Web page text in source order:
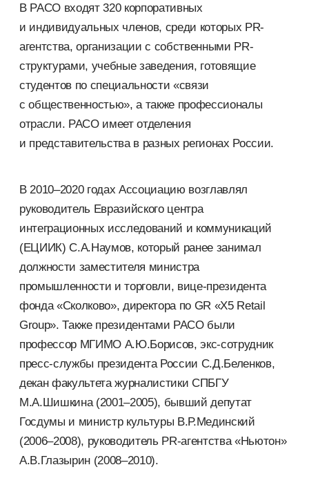
В РАСО входят 320 корпоративных
и индивидуальных членов, среди которых PR-
агентства, организации с собственными PR-
структурами, учебные заведения, готовящие
студентов по специальности «связи
с общественностью», а также профессионалы
отрасли. РАСО имеет отделения
и представительства в разных регионах России.
В 2010–2020 годах Ассоциацию возглавлял
руководитель Евразийского центра
интеграционных исследований и коммуникаций
(ЕЦИИК) С.А.Наумов, который ранее занимал
должности заместителя министра
промышленности и торговли, вице-президента
фонда «Сколково», директора по GR «X5 Retail
Group». Также президентами РАСО были
профессор МГИМО А.Ю.Борисов, экс-сотрудник
пресс-службы президента России С.Д.Беленков,
декан факультета журналистики СПБГУ
М.А.Шишкина (2001–2005), бывший депутат
Госдумы и министр культуры В.Р.Мединский
(2006–2008), руководитель PR-агентства «Ньютон»
А.В.Глазырин (2008–2010).